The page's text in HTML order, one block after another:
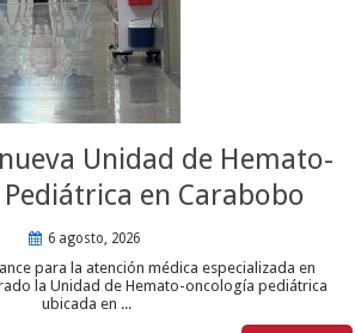
Unidad de Hemato-
en Carabobo
6 agosto, 2026
para la atención médica especializada en
la Unidad de Hemato-oncología pediátrica
ubicada en ...